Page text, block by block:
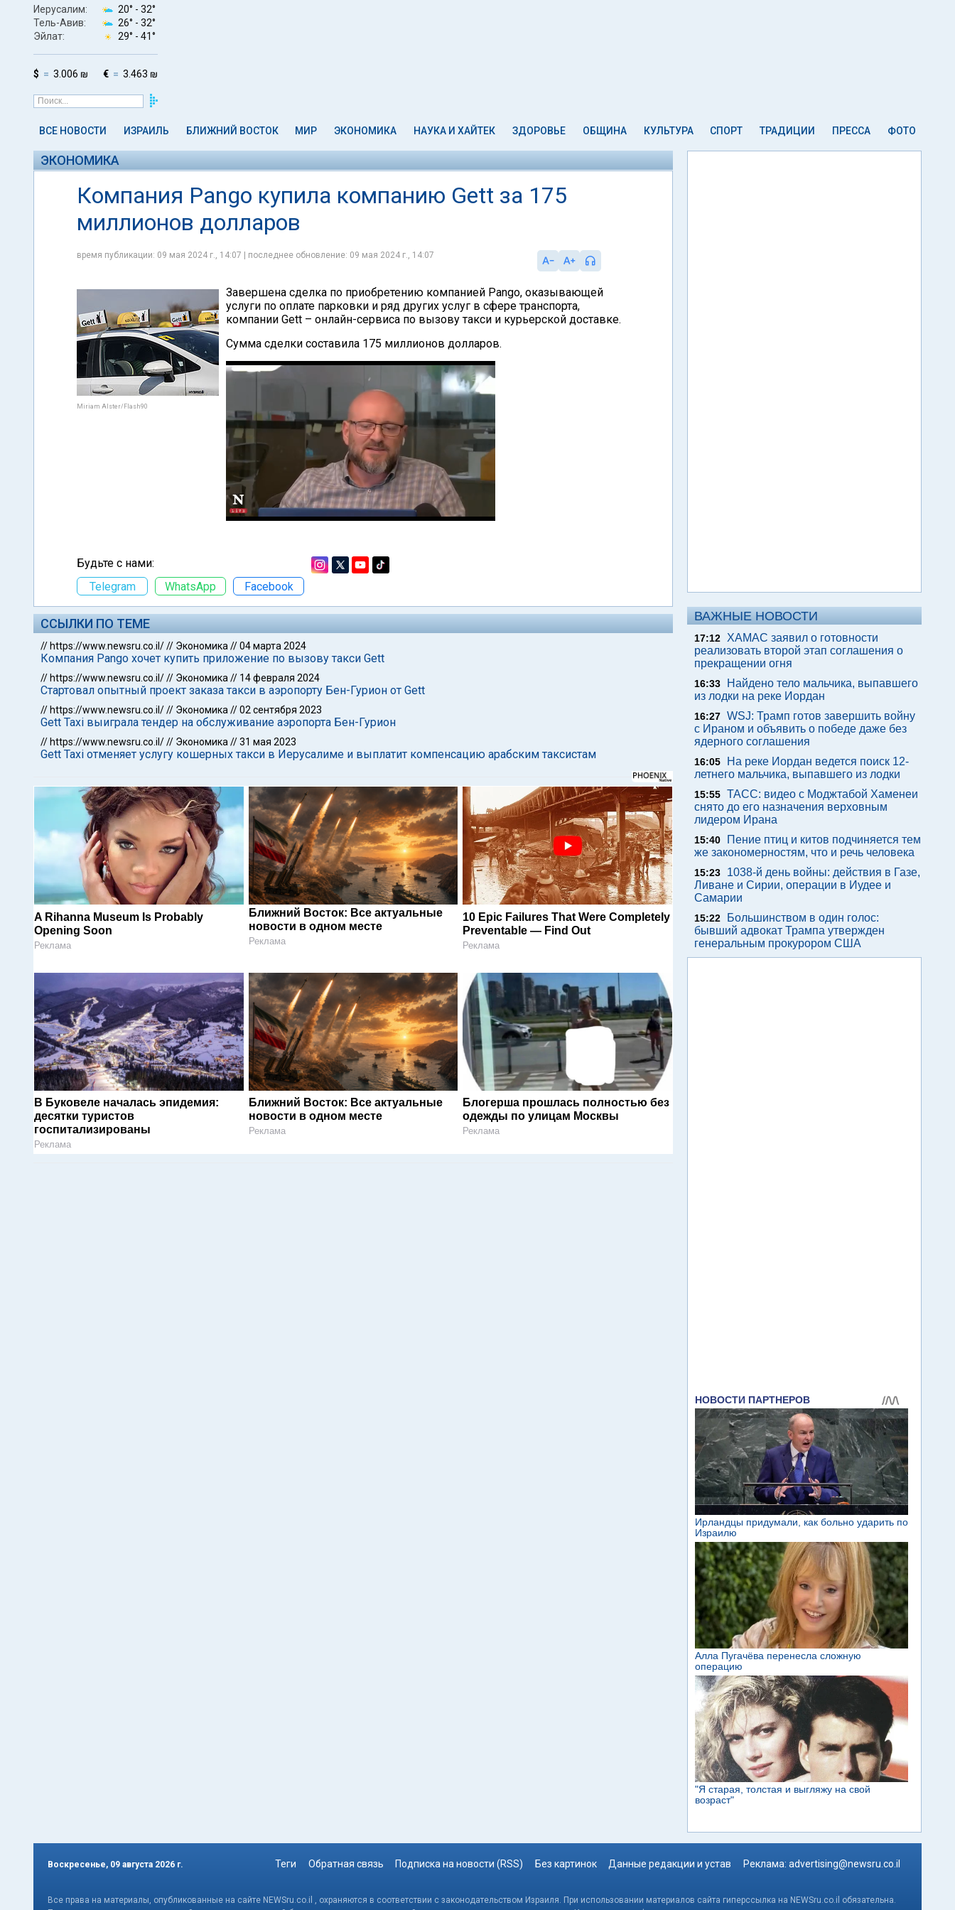
Иерусалим: 20° - 32°
Тель-Авив:
26° - 32°
Эйлат:
29° - 41°
$ 3.006 ₪ € 3.463 ₪
ВСЕ НОВОСТИ ИЗРАИЛЬ БЛИЖНИЙ ВОСТОК МИР ЭКОНОМИКА НАУКА И ХАЙТЕК ЗДОРОВЬЕ ОБЩИНА КУЛЬТУРА СПОРТ ТРАДИЦИИ ПРЕССА ФОТО
ЭКОНОМИКА
Компания Pango купила компанию Gett за 175
миллионов долларов
время публикации: 09 мая 2024 г., 14:07 | последнее обновление: 09 мая 2024 г., 14:07
Miriam Alster/Flash90
Завершена сделка по приобретению компанией Pango, оказывающей
услуги по оплате парковки и ряд других услуг в сфере транспорта,
компании Gett – онлайн-сервиса по вызову такси и курьерской доставке.
Сумма сделки составила 175 миллионов долларов.
Будьте с нами:
Telegram
WhatsApp Facebook
ССЫЛКИ ПО ТЕМЕ
// https://www.newsru.co.il/// Экономика //04 марта 2024
Компания Pango хочет купить приложение по вызову такси Gett
// https://www.newsru.co.il/// Экономика // 14 февраля 2024
Стартовал опытный проект заказа такси в аэропорту Бен-Гурион от Gett
// https://www.newsru.co.il/// Экономика //02 сентября 2023
Gett Taxi выиграла тендер на обслуживание аэропорта Бен-Гурион
// https://www.newsru.co.il/// Экономика //31 мая 2023
Gett Taxi отменяет услугу кошерных такси в Иерусалиме и выплатит компенсацию арабским таксистам
A Rihanna Museum Is Probably
Opening Soon
Реклама
Ближний Восток: Все актуальные
новости в одном месте
Реклама
10 Epic Failures That Were Completely
Preventable — Find Out
Реклама
В Буковеле началась эпидемия:
десятки туристов
госпитализированы
Реклама
Ближний Восток: Все актуальные
новости в одном месте
Реклама
Блогерша прошлась полностью без
одежды по улицам Москвы
Реклама
ВАЖНЫЕ НОВОСТИ
17:12
ХАМАС заявил о готовности
реализовать второй этап соглашения о
прекращении огня
16:33
Найдено тело мальчика, выпавшего
из лодки на реке Иордан
16:27 WSJ: Трамп готов завершить войну
с Ираном и объявить о победе даже без
ядерного соглашения
16:05
На реке Иордан ведется поиск 12-
летнего мальчика, выпавшего из лодки
15:55 ТАСС: видео с Моджтабой Хаменеи
снято до его назначения верховным
лидером Ирана
15:40
Пение птиц и китов подчиняется тем
же закономерностям, что и речь человека
15:23
1038-й день войны: действия в Газе,
Ливане и Сирии, операции в Иудее и
Самарии
15:22
Большинством в один голос:
бывший адвокат Трампа утвержден
генеральным прокурором США
Воскресенье, 09 августа 2026 г. Теги Обратная связь Подписка на новости (RSS) Без картинок Данные редакции и устав Реклама: advertising@newsru.co.il
Все права на материалы, опубликованные на сайте NEWSru.co.il , охраняются в соответствии с законодательством Израиля. При использовании материалов сайта гиперссылка на NEWSru.co.il обязательна.